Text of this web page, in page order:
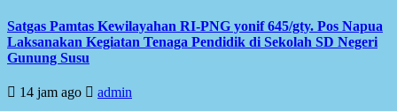
Satgas Pamtas Kewilayahan RI-PNG yonif 645/gty. Pos Napua
Laksanakan Kegiatan Tenaga Pendidik di Sekolah SD Negeri
Gunung Susu
14 jam ago admin